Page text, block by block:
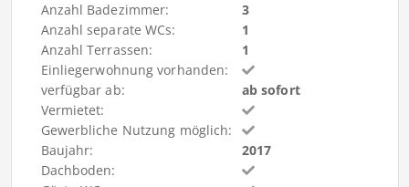
Anzahl Badezimmer:
3
Anzahl separate WCs:
1
Anzahl Terrassen:
1
Einliegerwohnung vorhanden:
verfügbar ab:
ab sofort
Vermietet:
Gewerbliche Nutzung möglich:
Baujahr:
2017
Dachboden: